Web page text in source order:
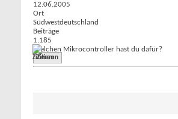
12.06.2005
Ort
Südwestdeutschland
Beiträge
1.185
Welchen Mikrocontroller hast du dafür?
Zitieren